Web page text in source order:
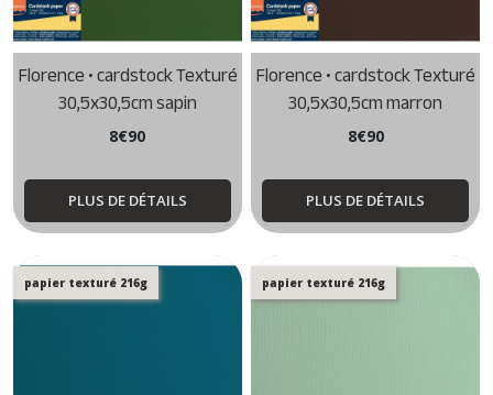
Florence • cardstock Texturé
30,5x30,5cm sapin
8€90
PLUS DE DÉTAILS
Florence • cardstock Texturé
30,5x30,5cm marron
8€90
PLUS DE DÉTAILS
papier texturé 216g papier texturé 216g